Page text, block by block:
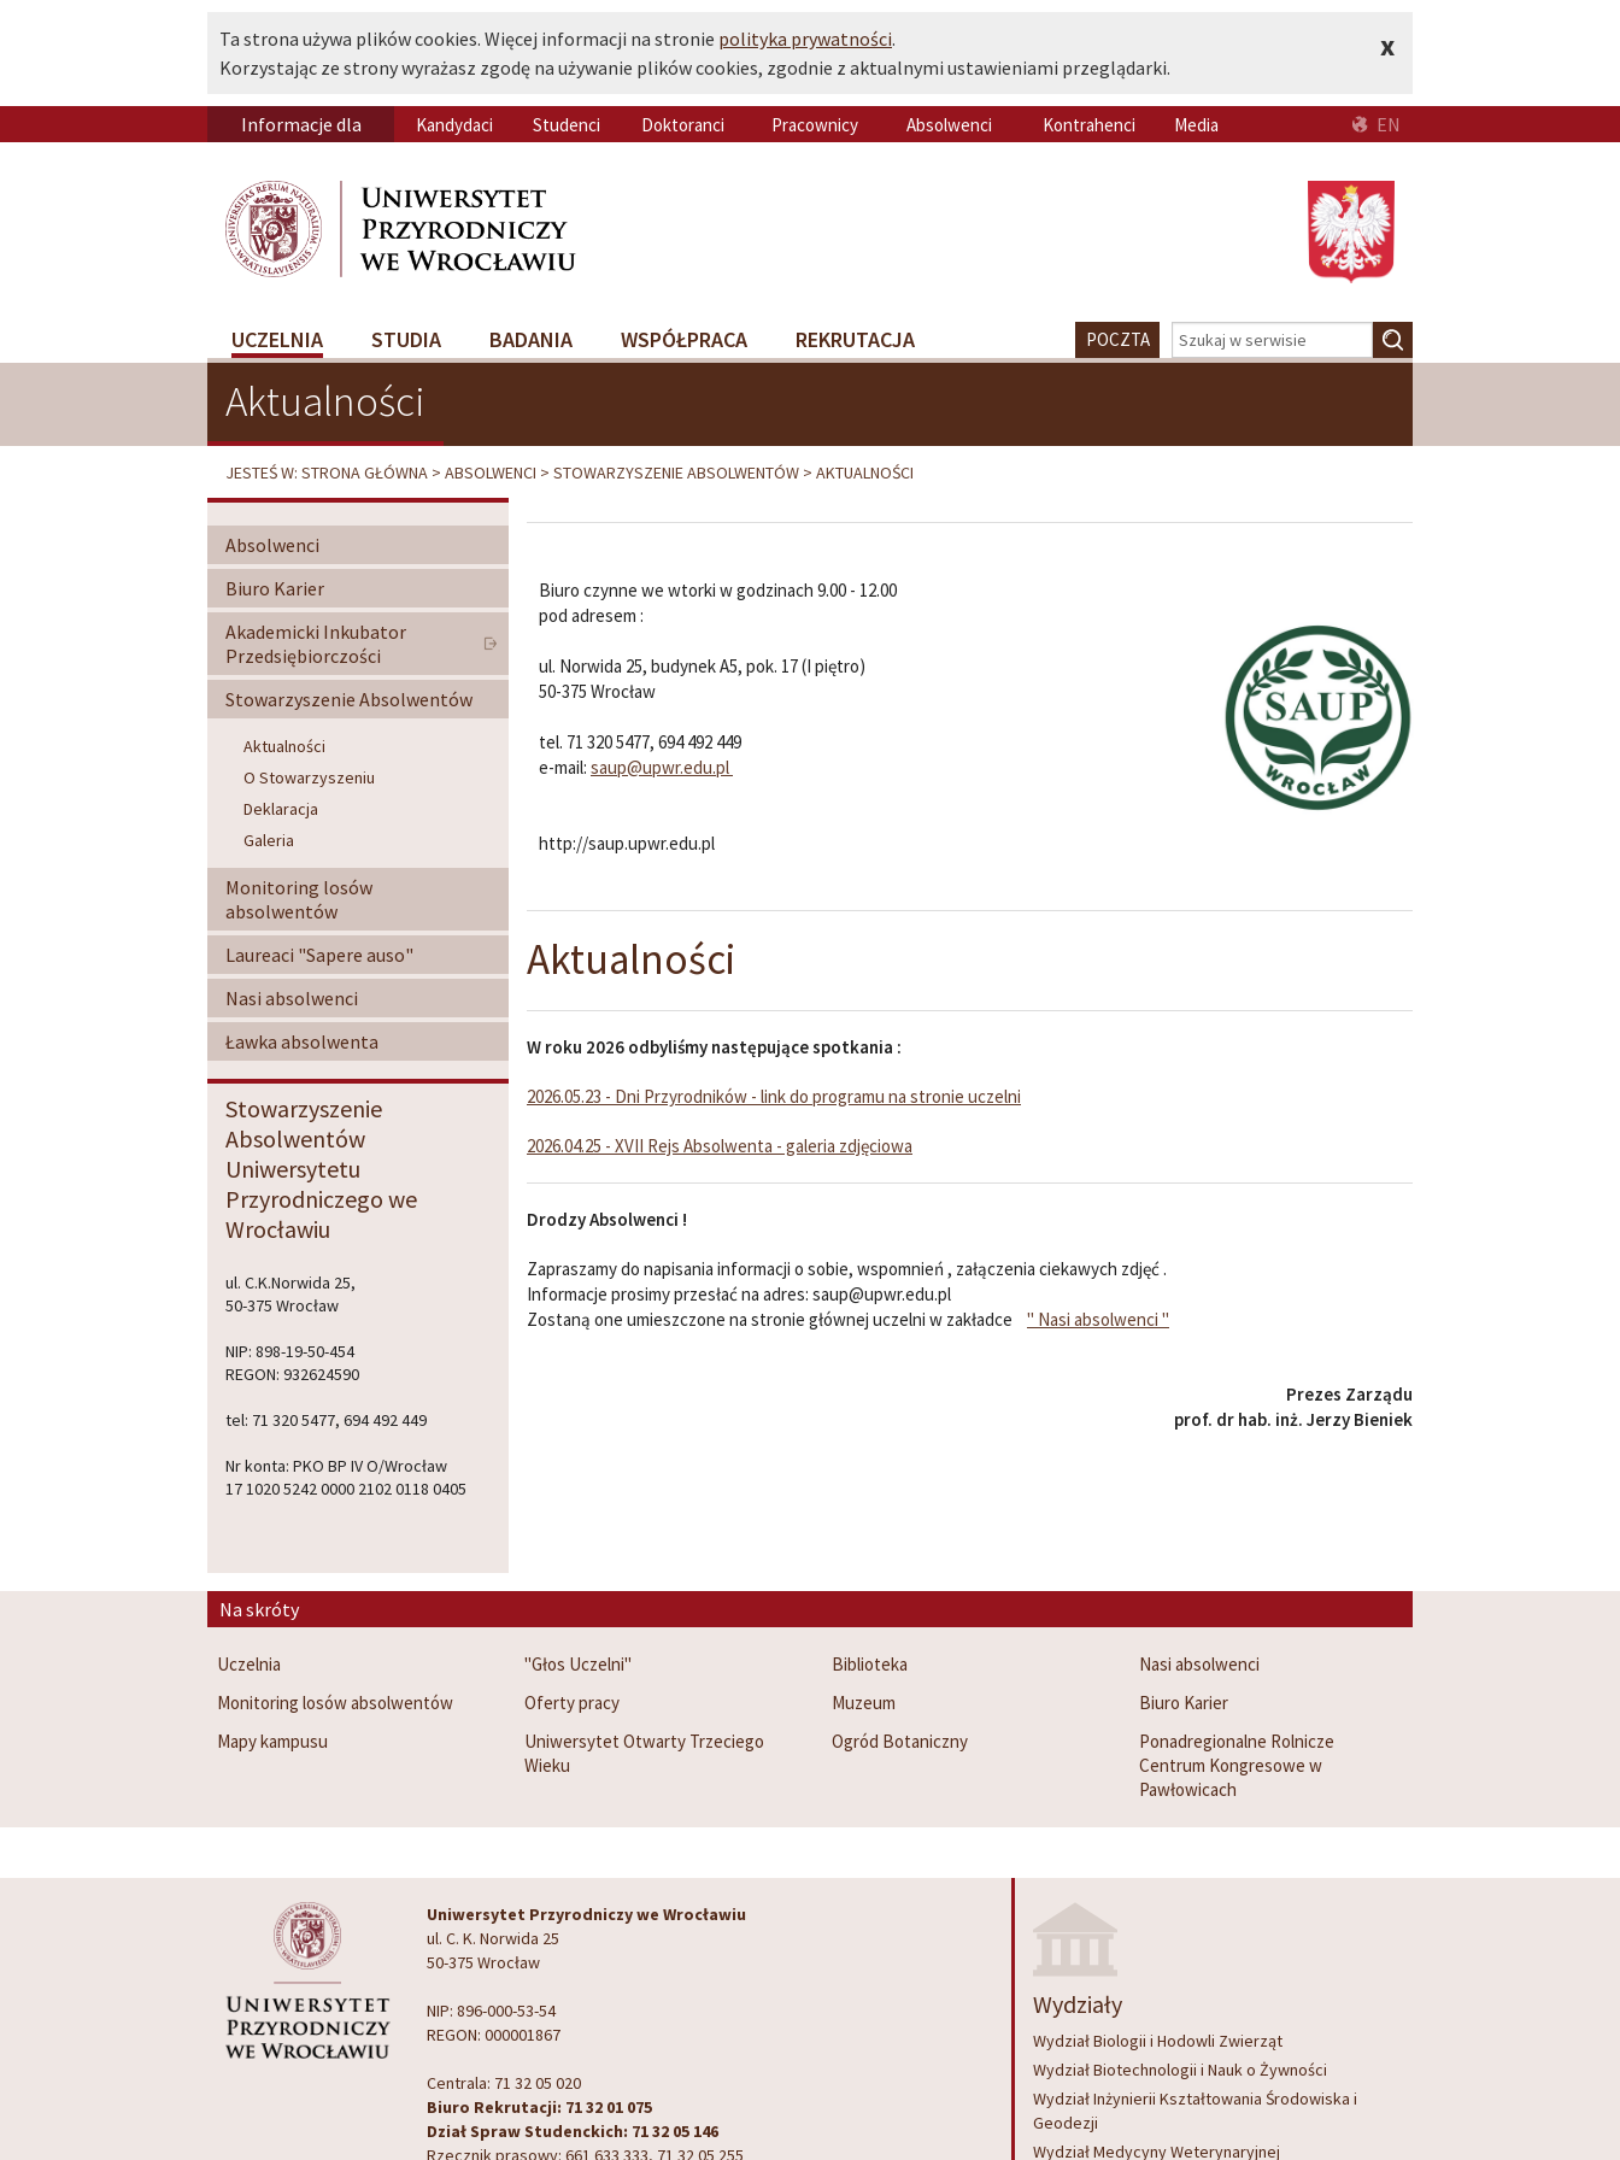
Ta strona używa plików cookies. Więcej informacji na stronie polityka prywatności.
Korzystając ze strony wyrażasz zgodę na używanie plików cookies, zgodnie z aktualnymi ustawieniami przeglądarki.
x
EN
Informacje dla Kandydaci Studenci Doktoranci Pracownicy Absolwenci Kontrahenci Media
POCZTA
UCZELNIA STUDIA BADANIA WSPÓŁPRACA REKRUTACJA
Aktualności
JESTEŚ W: STRONA GŁÓWNA ABSOLWENCI STOWARZYSZENIE ABSOLWENTÓW AKTUALNOŚCI
Absolwenci
Biuro Karier
Akademicki Inkubator
Przedsiębiorczości
Stowarzyszenie Absolwentów
Aktualności
O Stowarzyszeniu
Deklaracja
Galeria
Monitoring losów
absolwentów
Laureaci "Sapere auso"
Nasi absolwenci
Ławka absolwenta
Stowarzyszenie
Absolwentów
Uniwersytetu
Przyrodniczego we
Wrocławiu
ul. C.K.Norwida 25,
50-375 Wrocław
NIP: 898-19-50-454
REGON: 932624590
tel: 71 320 5477, 694 492 449
Nr konta: PKO BP IV O/Wrocław
17 1020 5242 0000 2102 0118 0405
Biuro czynne we wtorki w godzinach 9.00 - 12.00
pod adresem :
ul. Norwida 25, budynek A5, pok. 17 (I piętro)
50-375 Wrocław
tel. 71 320 5477, 694 492 449
e-mail: saup@upwr.edu.pl
http://saup.upwr.edu.pl
Aktualności
W roku 2026 odbyliśmy następujące spotkania :
2026.05.23 - Dni Przyrodników - link do programu na stronie uczelni
2026.04.25 - XVII Rejs Absolwenta - galeria zdjęciowa
Drodzy Absolwenci !
Zapraszamy do napisania informacji o sobie, wspomnień , załączenia ciekawych zdjęć .
Informacje prosimy przesłać na adres: saup@upwr.edu.pl
Zostaną one umieszczone na stronie głównej uczelni w zakładce " Nasi absolwenci "
Prezes Zarządu
prof. dr hab. inż. Jerzy Bieniek
Na skróty
Uczelnia "Głos Uczelni" Biblioteka
Nasi absolwenci
Monitoring losów absolwentów
Oferty pracy Muzeum
Biuro Karier
Mapy kampusu
Uniwersytet Otwarty Trzeciego
Wieku
Ogród Botaniczny
Ponadregionalne Rolnicze
Centrum Kongresowe w
Pawłowicach
Uniwersytet Przyrodniczy we Wrocławiu
ul. C. K. Norwida 25
50-375 Wrocław
NIP: 896-000-53-54
REGON: 000001867
Centrala: 71 32 05 020
Biuro Rekrutacji: 71 32 01 075
Dział Spraw Studenckich: 71 32 05 146
Rzecznik prasowy: 661 633 333, 71 32 05 255
Wydziały
Wydział Biologii i Hodowli Zwierząt
Wydział Biotechnologii i Nauk o Żywności
Wydział Inżynierii Kształtowania Środowiska i
Geodezji
Wydział Medycyny Weterynaryjnej